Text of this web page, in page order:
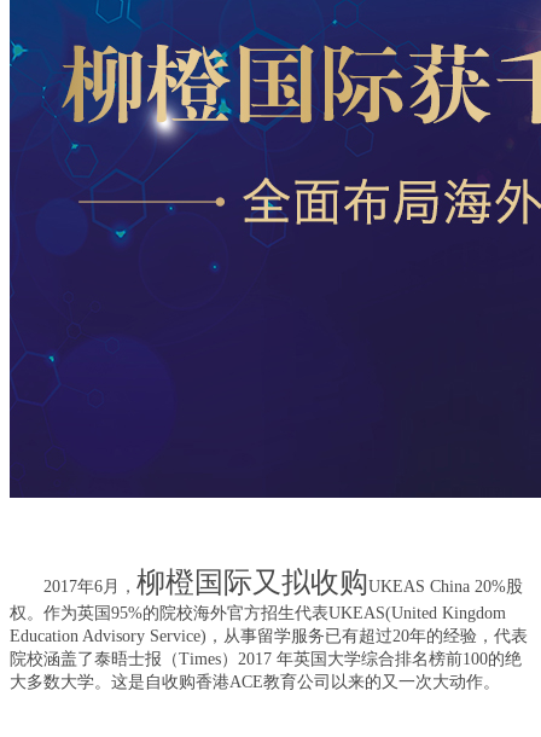
2017年6月 ， 柳橙国际又拟收购UKEAS China 20%股
权。作为英国95%的院校海外官方招生代表UKEAS(United Kingdom
Education Advisory Service)，从事留学服务已有超过20年的经验，代表
院校涵盖了泰晤士报（Times）2017 年英国大学综合排名榜前100的绝
大多数大学。这是自收购香港ACE教育公司以来的又一次大动作。